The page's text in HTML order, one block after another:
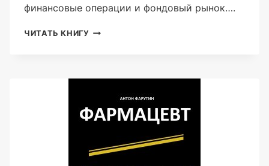
финансовые операции и фондовый рынок….
ЧИТАТЬ КНИГУ ФИНАНСИСТ